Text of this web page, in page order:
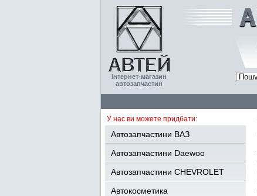
інтернет-магазин
автозапчастин
У нас ви можете придбати:
Автозапчастини ВАЗ
Автозапчастини Daewoo
Автозапчастини CHEVROLET
Автокосметика